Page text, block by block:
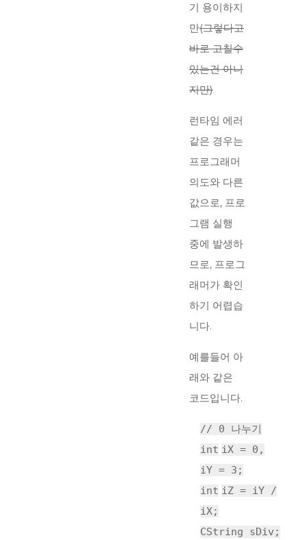
기 용이하지
만(그렇다고
바로 고칠수
있는건 아니
지만)
런타임 에러
같은 경우는
프로그래머
의도와 다른
값으로, 프로
그램 실행
중에 발생하
므로, 프로그
래머가 확인
하기 어렵습
니다.
예를들어 아
래와 같은
코드입니다.
// 0 나누기
int iX = 0,
iY = 3;
int iZ = iY /
iX;
CString sDiv;